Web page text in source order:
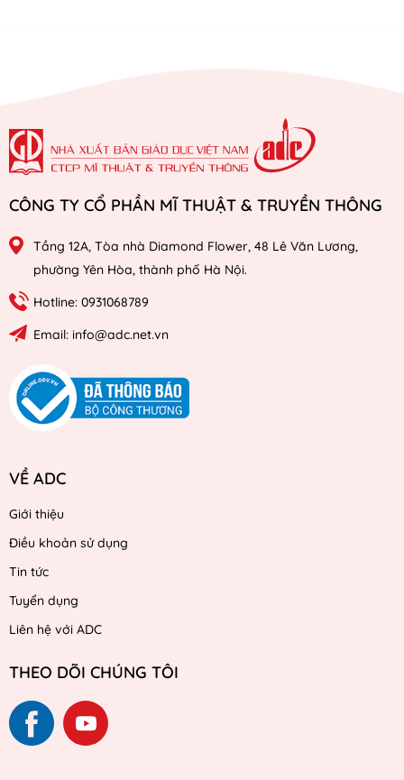
CÔNG TY CỔ PHẦN MĨ THUẬT & TRUYỀN THÔNG
Tầng 12A, Tòa nhà Diamond Flower, 48 Lê Văn Lương,
phường Yên Hòa, thành phố Hà Nội.
Hotline: 0931068789
Email: info@adc.net.vn
VỀ ADC
Giới thiệu
Điều khoản sử dụng
Tin tức
Tuyển dụng
Liên hệ với ADC
THEO DÕI CHÚNG TÔI